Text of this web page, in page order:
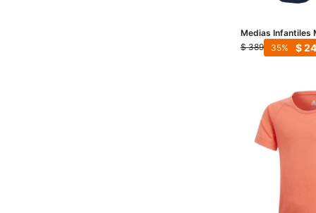
Medias Infantiles
Man - Rojo -
$ 389 $
35